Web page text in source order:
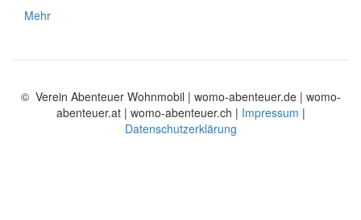
Mehr
© Verein Abenteuer Wohnmobil | womo-abenteuer.de | womo-
abenteuer.at | womo-abenteuer.ch | Impressum |
Datenschutzerklärung